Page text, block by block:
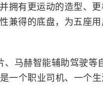
拥有更运动的造型、
兼得的底盘，为五座
马赫智能辅助驾驶等
一个职业司机、一个